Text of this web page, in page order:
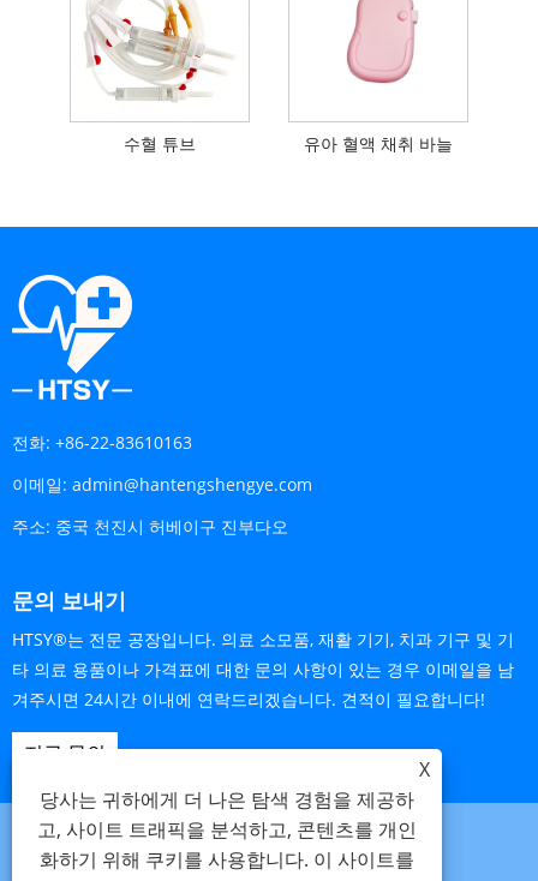
수혈 튜브 유아 혈액 채취 바늘
전화: +86-22-83610163
이메일: admin@hantengshengye.com
주소: 중국 천진시 허베이구 진부다오
문의 보내기
HTSY®는 전문 공장입니다. 의료 소모품, 재활 기기, 치과 기구 및 기
타 의료 용품이나 가격표에 대한 문의 사항이 있는 경우 이메일을 남
겨주시면 24시간 이내에 연락드리겠습니다. 견적이 필요합니다!
지금 문의
X
당사는 귀하에게 더 나은 탐색 경험을 제공하
고, 사이트 트래픽을 분석하고, 콘텐츠를 개인
화하기 위해 쿠키를 사용합니다. 이 사이트를